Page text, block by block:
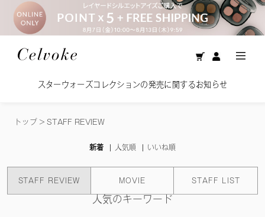
スターウォーズコレクションの発売に関するお知らせ
トップ > STAFF REVIEW
新着 人気順 いいね順
STAFF REVIEW MOVIE STAFF LIST
人気のキーワード